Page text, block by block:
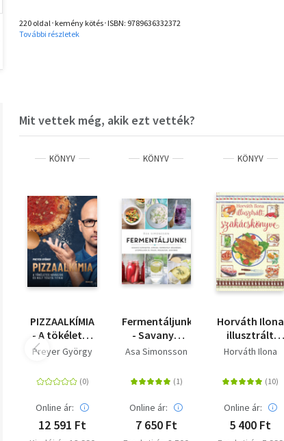
és megbízható receptekkel segítek, hogy a legtöbbet hozd ki a
gépedből. Itt az ideje, hogy új szemmel nézz az air fryeredre!"
220 oldal･kemény kötés･ISBN: 9789636332372
További részletek
Mit vettek még, akik ezt vették?
KÖNYV
PIZZAALKÍMIA
- A tökéletes
kovászos és
titkai
Preyer György
Online ár:
12 591 Ft
KÖNYV
Fermentáljunk!
- Savanyú
káposzták,
fermentált
zöldségek,
gyümölcsök
magsajtok,
Asa Simonsson
Online ár:
7 650 Ft
KÖNYV
Horváth Ilona
illusztrált
szakácskönyve
Horváth Ilona
Online ár:
5 400 Ft